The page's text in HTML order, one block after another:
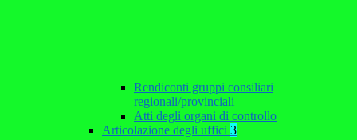
Rendiconti gruppi consiliari
regionali/provinciali
Atti degli organi di controllo
Articolazione degli uffici 3